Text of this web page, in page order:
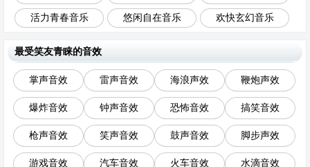
活力青春音乐 悠闲自在音乐 欢快玄幻音乐
最受笑友青睐的音效
掌声音效 雷声音效 海浪声效 鞭炮声效
爆炸音效 钟声音效 恐怖音效 搞笑音效
枪声音效 笑声音效 鼓声音效 脚步声效
游戏音效 汽车音效 火车音效 水滴音效